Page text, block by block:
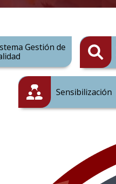
Gestión de
Sensibilización